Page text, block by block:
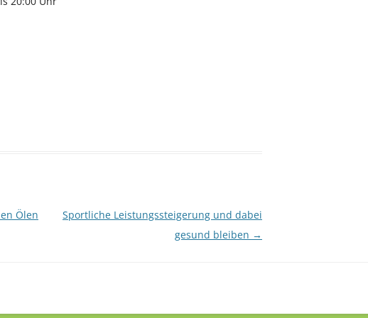
Ölen
Sportliche Leistungssteigerung und dabei
gesund bleiben →